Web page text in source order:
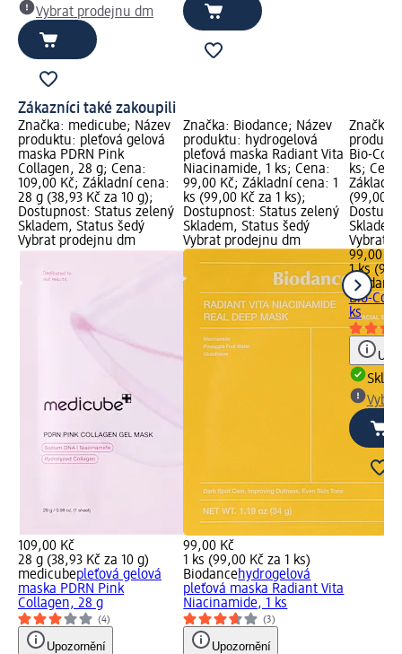
Vybrat prodejnu dm
Zákazníci také zakoupili
Značka: medicube; Název
produktu: pleťová gelová
maska PDRN Pink
Collagen, 28 g; Cena:
109,00 Kč; Základní cena:
28 g (38,93 Kč za 10 g);
Dostupnost: Status zelený
Skladem, Status šedý
Vybrat prodejnu dm
109,00 Kč
28 g (38,93 Kč za 10 g)
medicubepleťová gelová
maska PDRN Pink
Collagen, 28 g
(4)
Upozornění
Značka: Biodance; Název
produktu: hydrogelová
pleťová maska Radiant Vita
Niacinamide, 1 ks; Cena:
99,00 Kč; Základní cena: 1
ks (99,00 Kč za 1 ks);
Dostupnost: Status zelený
Skladem, Status šedý
Vybrat prodejnu dm
99,00 Kč
1 ks (99,00 Kč za 1 ks)
Biodancehydrogelová
pleťová maska Radiant Vita
Niacinamide, 1 ks
(3)
Upozornění
Značka:
Bio-
ks;
Základní
(99,00
Vybrat
99,00 Kč
1 ks
Bio-
ks